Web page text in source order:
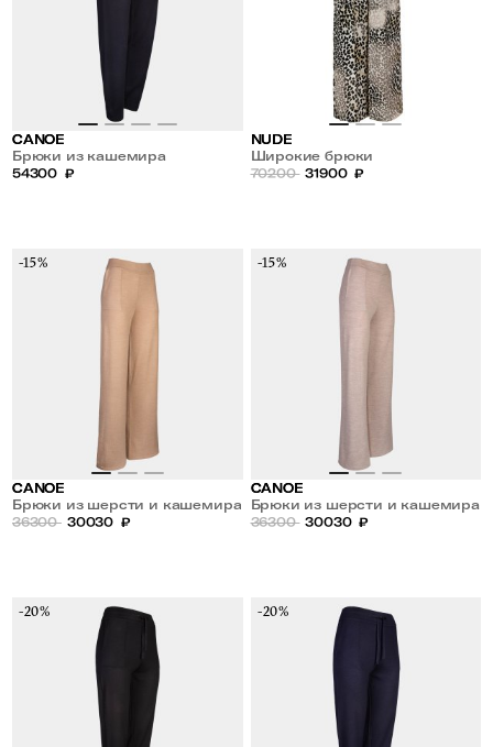
CANOE
Брюки из кашемира
54300 ₽
NUDE
Широкие брюки
70200 31900 ₽
-15%
CANOE
Брюки из шерсти и кашемира
36300 30030 ₽
-15%
CANOE
Брюки из шерсти и кашемира
36300 30030 ₽
-20% -20%